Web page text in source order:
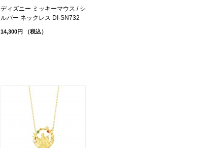
ディズニー ミッキーマウス / シ
ルバー ネックレス DI-SN732
14,300円 （税込）